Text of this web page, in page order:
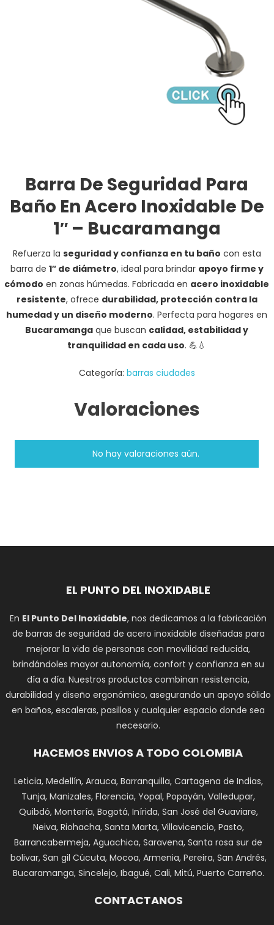
Barra De Seguridad Para
Baño En Acero Inoxidable De
1″ – Bucaramanga
Refuerza la seguridad y confianza en tu baño con esta
barra de 1″ de diámetro, ideal para brindar apoyo firme y
cómodo en zonas húmedas. Fabricada en acero inoxidable
resistente, ofrece durabilidad, protección contra la
humedad y un diseño moderno. Perfecta para hogares en
Bucaramanga que buscan calidad, estabilidad y
tranquilidad en cada uso. 💪💧
Categoría: barras ciudades
Valoraciones
No hay valoraciones aún.
EL PUNTO DEL INOXIDABLE
En El Punto Del Inoxidable, nos dedicamos a la fabricación
de barras de seguridad de acero inoxidable diseñadas para
mejorar la vida de personas con movilidad reducida,
brindándoles mayor autonomía, confort y confianza en su
día a día. Nuestros productos combinan resistencia,
durabilidad y diseño ergonómico, asegurando un apoyo sólido
en baños, escaleras, pasillos y cualquier espacio donde sea
necesario.
HACEMOS ENVIOS A TODO COLOMBIA
Leticia, Medellín, Arauca, Barranquilla, Cartagena de Indias,
Tunja, Manizales, Florencia, Yopal, Popayán, Valledupar,
Quibdó, Montería, Bogotá, Inírida, San José del Guaviare,
Neiva, Riohacha, Santa Marta, Villavicencio, Pasto,
Barrancabermeja, Aguachica, Saravena, Santa rosa sur de
bolivar, San gil Cúcuta, Mocoa, Armenia, Pereira, San Andrés,
Bucaramanga, Sincelejo, Ibagué, Cali, Mitú, Puerto Carreño.
CONTACTANOS